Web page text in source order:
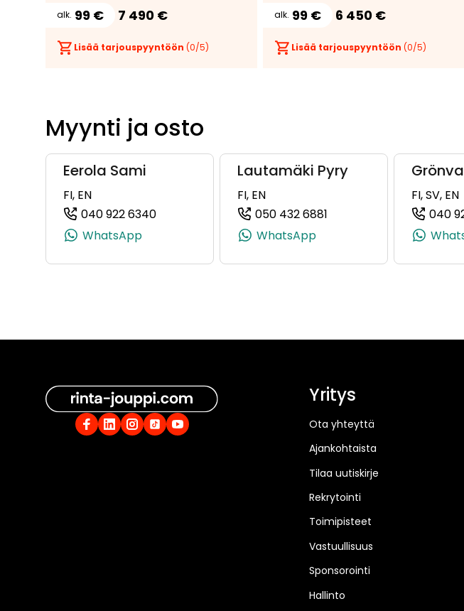
alk. 99 € 7 490 €
Lisää tarjouspyyntöön (0/5)
alk. 99 € 6 450 €
Lisää tarjouspyyntöön (0/5)
Myynti ja osto
Eerola Sami
FI, EN
040 922 6340
(+358409226340, 0409226340, +358 40 922 6340)
WhatsApp
Lautamäki Pyry
FI, EN
050 432 6881
(+358504326881,
WhatsApp
FI, SV, EN
040
Yritys
Ota yhteyttä
Ajankohtaista
Tilaa uutiskirje
Rekrytointi
Toimipisteet
Vastuullisuus
Sponsorointi
Hallinto